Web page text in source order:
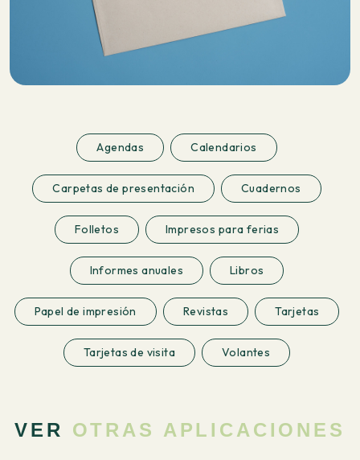
Agendas Calendarios
Carpetas de presentación Cuadernos
Folletos Impresos para ferias
Informes anuales Libros
Papel de impresión Revistas Tarjetas
Tarjetas de visita Volantes
VER OTRAS APLICACIONES